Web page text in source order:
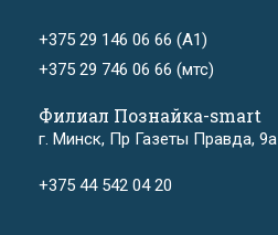
+375 29 146 06 66 (А1)
+375 29 746 06 66 (мтс)
Филиал Познайка-smart
г. Минск, Пр Газеты Правда, 9а
+375 44 542 04 20